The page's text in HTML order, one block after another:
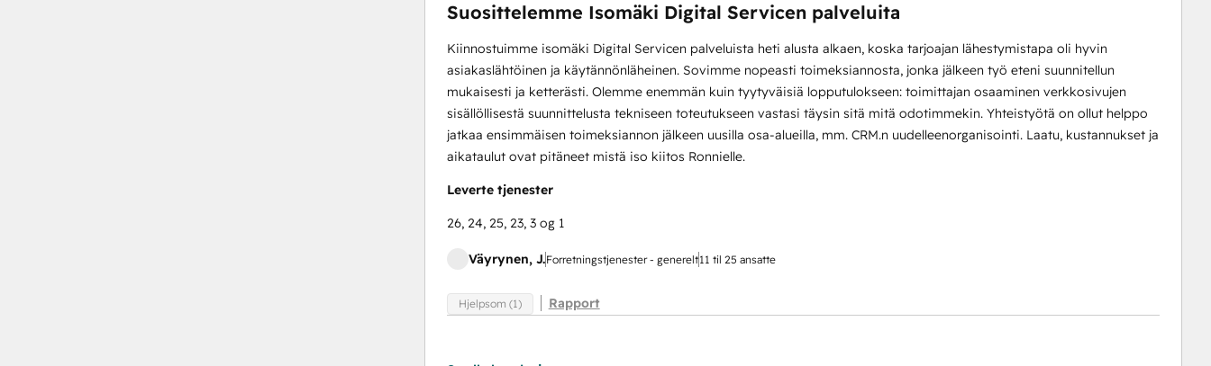
Suosittelemme Isomäki Digital Servicen palveluita
Kiinnostuimme isomäki Digital Servicen palveluista heti alusta alkaen, koska tarjoajan lähestymistapa oli hyvin
asiakaslähtöinen ja käytännönläheinen. Sovimme nopeasti toimeksiannosta, jonka jälkeen työ eteni suunnitellun
mukaisesti ja ketterästi. Olemme enemmän kuin tyytyväisiä lopputulokseen: toimittajan osaaminen verkkosivujen
sisällöllisestä suunnittelusta tekniseen toteutukseen vastasi täysin sitä mitä odotimmekin. Yhteistyötä on ollut helppo
jatkaa ensimmäisen toimeksiannon jälkeen uusilla osa-alueilla, mm. CRM.n uudelleenorganisointi. Laatu, kustannukset ja
aikataulut ovat pitäneet mistä iso kiitos Ronnielle.
Leverte tjenester
26, 24, 25, 23, 3 og 1
Väyrynen, J.Forretningstjenester - generelt11 til 25 ansatte
Hjelpsom (1) Rapport